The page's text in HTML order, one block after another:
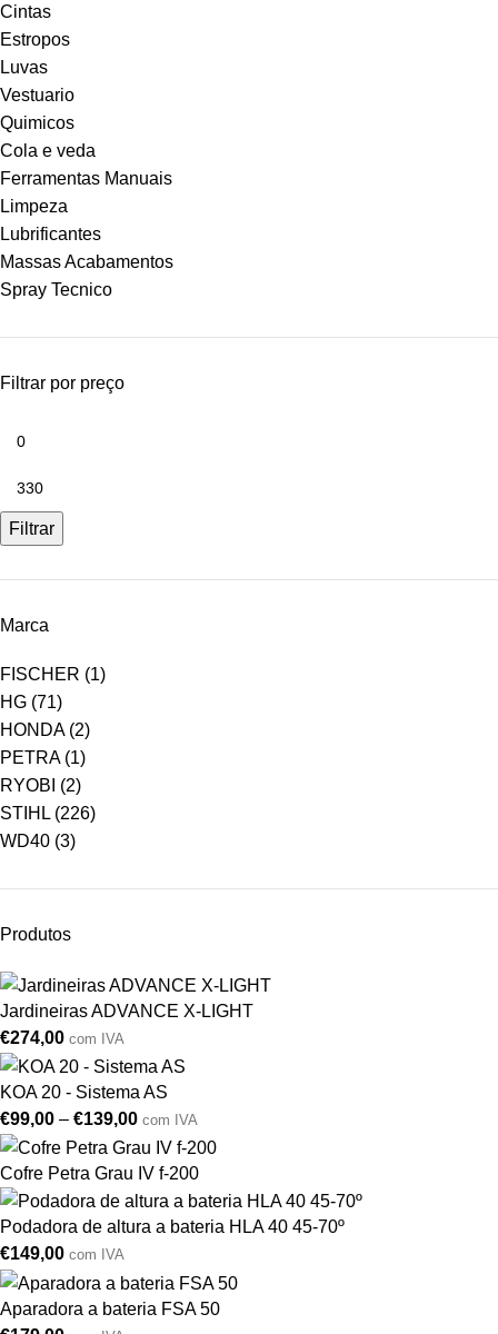
Cintas
Estropos
Luvas
Vestuario
Quimicos
Cola e veda
Ferramentas Manuais
Limpeza
Lubrificantes
Massas Acabamentos
Spray Tecnico
Filtrar por preço
Filtrar
Marca
FISCHER (1)
HG (71)
HONDA (2)
PETRA (1)
RYOBI (2)
STIHL (226)
WD40 (3)
Produtos
Jardineiras ADVANCE X-LIGHT
€274,00 com IVA
KOA 20 - Sistema AS
€99,00 – €139,00 com IVA
Cofre Petra Grau IV f-200
Podadora de altura a bateria HLA 40 45-70º
€149,00 com IVA
Aparadora a bateria FSA 50